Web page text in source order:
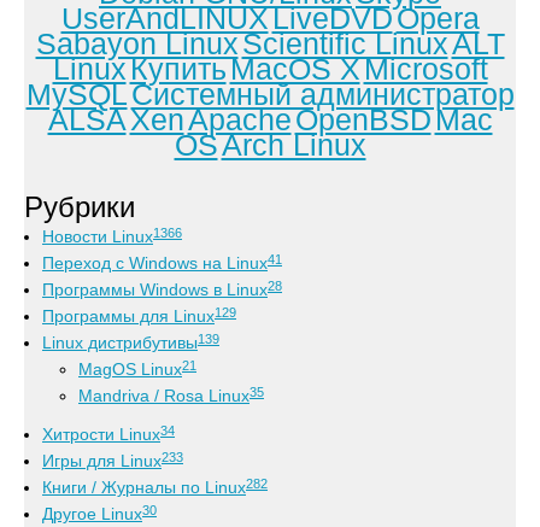
UserAndLINUXLiveDVDOpera
Sabayon LinuxScientific LinuxALT
LinuxКупитьMacOS XMicrosoft
MySQLСистемный администратор
ALSAXenApacheOpenBSDMac
OSArch Linux
Рубрики
Новости Linux1366
Переход с Windows на Linux41
Программы Windows в Linux28
Программы для Linux129
Linux дистрибутивы139
MagOS Linux21
Mandriva / Rosa Linux35
Хитрости Linux34
Игры для Linux233
Книги / Журналы по Linux282
Другое Linux30